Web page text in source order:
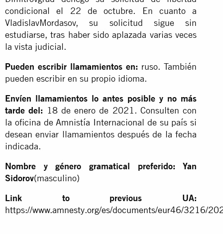
condicional el 22 de octubre. En cuanto a
VladislavMordasov, su solicitud sigue sin
estudiarse, tras haber sido aplazada varias veces
la vista judicial.
Pueden escribir llamamientos en: ruso. También
pueden escribir en su propio idioma.
Envíen llamamientos lo antes posible y no más
tarde del: 18 de enero de 2021. Consulten con
la oficina de Amnistía Internacional de su país si
desean enviar llamamientos después de la fecha
indicada.
Nombre y género gramatical preferido: Yan
Sidorov(masculino)
Link to previous UA:
https://www.amnesty.org/es/documents/eur46/3216/